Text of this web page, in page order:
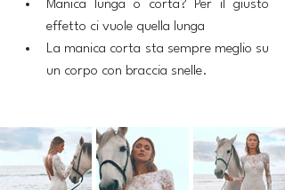
Manica lunga o corta? Per il giusto
effetto ci vuole quella lunga
La manica corta sta sempre meglio su
un corpo con braccia snelle.